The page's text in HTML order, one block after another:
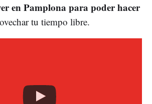
en Pamplona para poder hacer
tu tiempo libre.